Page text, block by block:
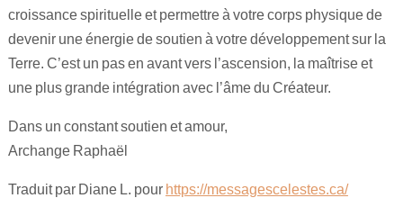
croissance spirituelle et permettre à votre corps physique de
devenir une énergie de soutien à votre développement sur la
Terre. C’est un pas en avant vers l’ascension, la maîtrise et
une plus grande intégration avec l’âme du Créateur.
Dans un constant soutien et amour,
Archange Raphaël
Traduit par Diane L. pour https://messagescelestes.ca/